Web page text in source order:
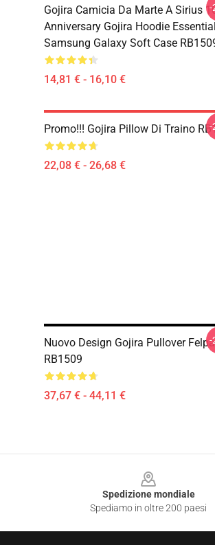
Gojira Camicia Da Marte A Sirius
Anniversary Gojira Hoodie Essential
Samsung Galaxy Soft Case
14,81 € - 16,10 €
-
Promo!!! Gojira Pillow Di Traino
22,08 € - 26,68 €
-
Nuovo Design Gojira Pullover Felpa
RB1509
37,67 € - 44,11 €
-
Spedizione mondiale
Spediamo in oltre 200 paesi